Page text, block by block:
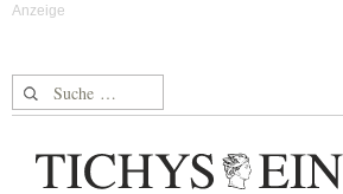
Suche nach: